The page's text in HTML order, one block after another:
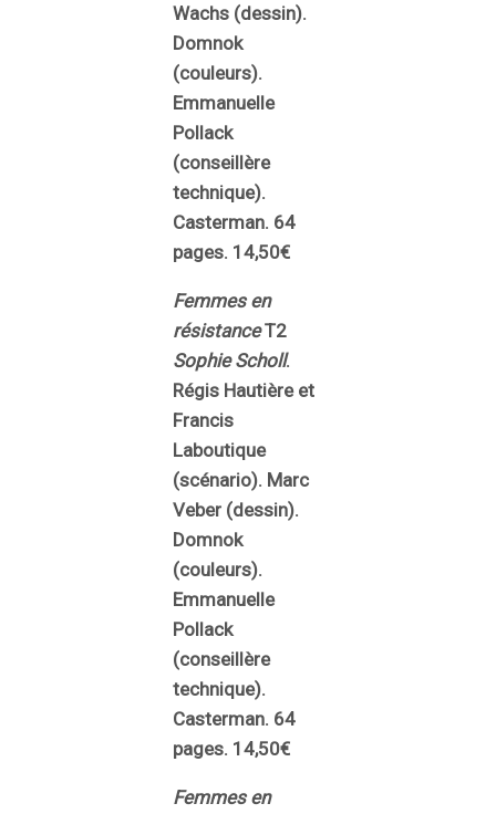
Wachs (dessin).
Domnok
(couleurs).
Emmanuelle
Pollack
(conseillère
technique).
Casterman. 64
pages. 14,50€
Femmes en
résistanceT2
Sophie Scholl.
Régis Hautière et
Francis
Laboutique
(scénario). Marc
Veber (dessin).
Domnok
(couleurs).
Emmanuelle
Pollack
(conseillère
technique).
Casterman. 64
pages. 14,50€
Femmes en